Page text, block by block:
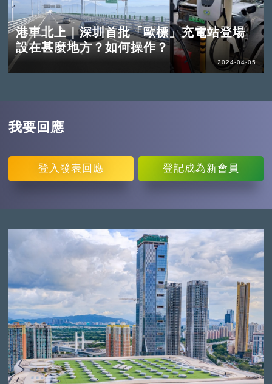
港車北上｜深圳首批「歐標」充電站登場
設在甚麼地方？如何操作？
2024-04-05
我要回應
登入 發表回應 登記成為新會員